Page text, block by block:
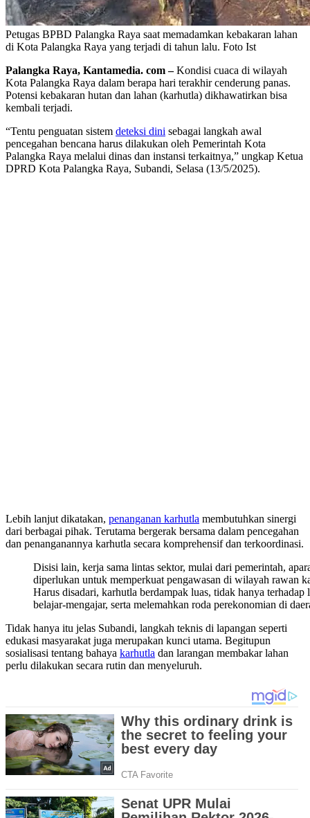
Petugas BPBD Palangka Raya saat memadamkan kebakaran lahan
di Kota Palangka Raya yang terjadi di tahun lalu. Foto Ist
Palangka Raya, Kantamedia. com –Kondisi cuaca di wilayah
Kota Palangka Raya dalam berapa hari terakhir cenderung panas.
Potensi kebakaran hutan dan lahan (karhutla) dikhawatirkan bisa
kembali terjadi.
“Tentu penguatan sistem deteksi dini sebagai langkah awal
pencegahan bencana harus dilakukan oleh Pemerintah Kota
Palangka Raya melalui dinas dan instansi terkaitnya,” ungkap Ketua
DPRD Kota Palangka Raya, Subandi, Selasa (13/5/2025).
Lebih lanjut dikatakan, penanganan karhutla membutuhkan sinergi
dari berbagai pihak. Terutama bergerak bersama dalam pencegahan
dan penanganannya karhutla secara komprehensif dan terkoordinasi.
Disisi lain, kerja sama lintas sektor, mulai dari pemerintah,
diperlukan untuk memperkuat pengawasan di wilayah rawan
Harus disadari, karhutla berdampak luas, tidak hanya
belajar-mengajar, serta melemahkan roda perekonomian di
Tidak hanya itu jelas Subandi, langkah teknis di lapangan seperti
edukasi masyarakat juga merupakan kunci utama. Begitupun
sosialisasi tentang bahaya karhutla dan larangan membakar lahan
perlu dilakukan secara rutin dan menyeluruh.